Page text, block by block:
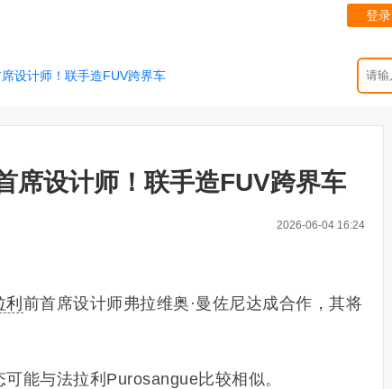
登录
设计师！联手造FUV跨界车
席设计师！联手造FUV跨界车
2026-06-04 16:24
前首席设计师弗拉维奥·曼佐尼达成合作，其将
能与法拉利Purosangue比较相似。